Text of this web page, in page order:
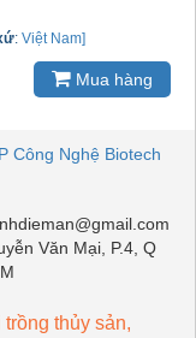
: Việt Nam]
Mua hàng
Công Nghệ Biotech
Văn Mại, P.4, Q
thủy sản,